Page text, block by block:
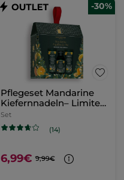
-30%
Pflegeset Mandarine
Kiefernnadeln– Limited
Edition
Set
(14)
6,99€ 9,99€